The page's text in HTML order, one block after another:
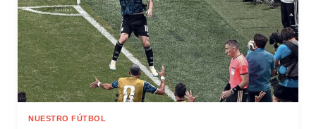
NUESTRO FÚTBOL